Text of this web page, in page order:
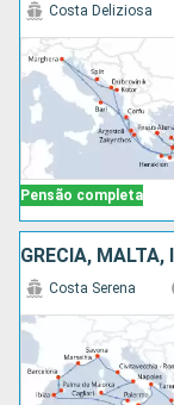
Pensão completa
Costa Deliziosa
Costa Serena